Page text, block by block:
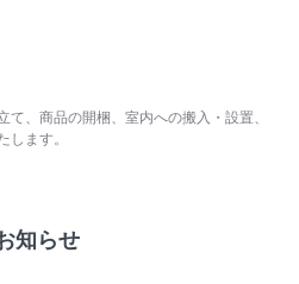
て、商品の開梱、室内への搬入・設置、
します。
知らせ